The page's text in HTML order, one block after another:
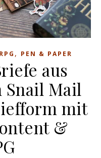
, PEN & PAPER
aus
Mail
mit
&